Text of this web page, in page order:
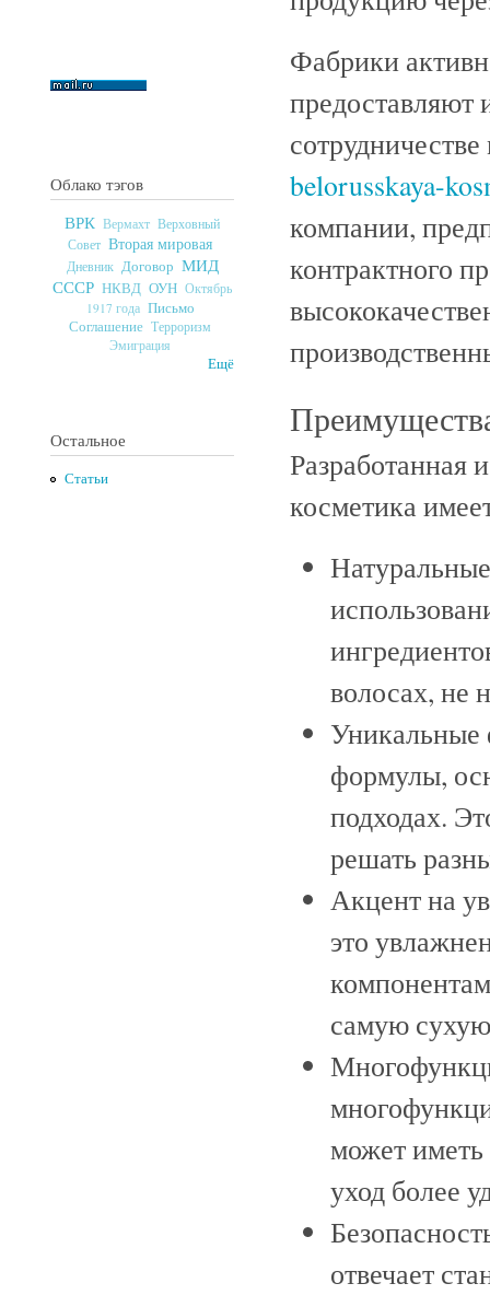
Облако тэгов
ВРК Вермахт Верховный
Совет Вторая мировая
Дневник Договор МИД
СССР НКВД ОУН Октябрь
1917 года Письмо
Соглашение Терроризм
Эмиграция
Ещё
Остальное
Статьи
Фабрики
предоставляют
belorusskaya-
компании,
контрактного
Разработанная
косметика
волосах, не
Уникальные
формулы,
подходах.
решать
Акцент на
это
самую
может иметь
уход более
отвечает